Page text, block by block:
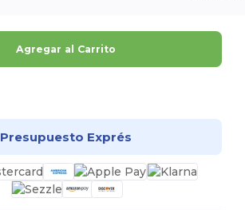
Agregar al Carrito
Presupuesto Exprés